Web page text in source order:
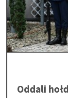
Oddali